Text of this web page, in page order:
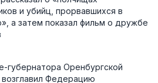
и убийц, прорвавшихся в
а затем показал фильм о дружбе
губернатора Оренбургской
возглавил Федерацию